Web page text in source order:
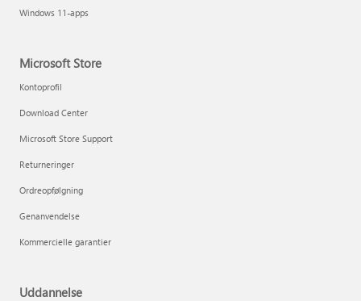
Windows 11-apps
Microsoft Store
Kontoprofil
Download Center
Microsoft Store Support
Returneringer
Ordreopfølgning
Genanvendelse
Kommercielle garantier
Uddannelse